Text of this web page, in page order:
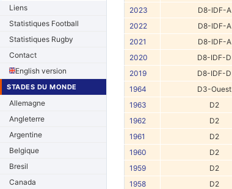
Liens
Statistiques Football
Statistiques Rugby
Contact
English version
STADES DU MONDE
Allemagne
Angleterre
Argentine
Belgique
Bresil
Canada
2023
D8-IDF-A
2022
D8-IDF-A
2021
D8-IDF-A
2020
D8-IDF-D
2019
D8-IDF-D
1964
D3-Ouest
1963
D2
1962
D2
1961
D2
1960
D2
1959
D2
1958
D2